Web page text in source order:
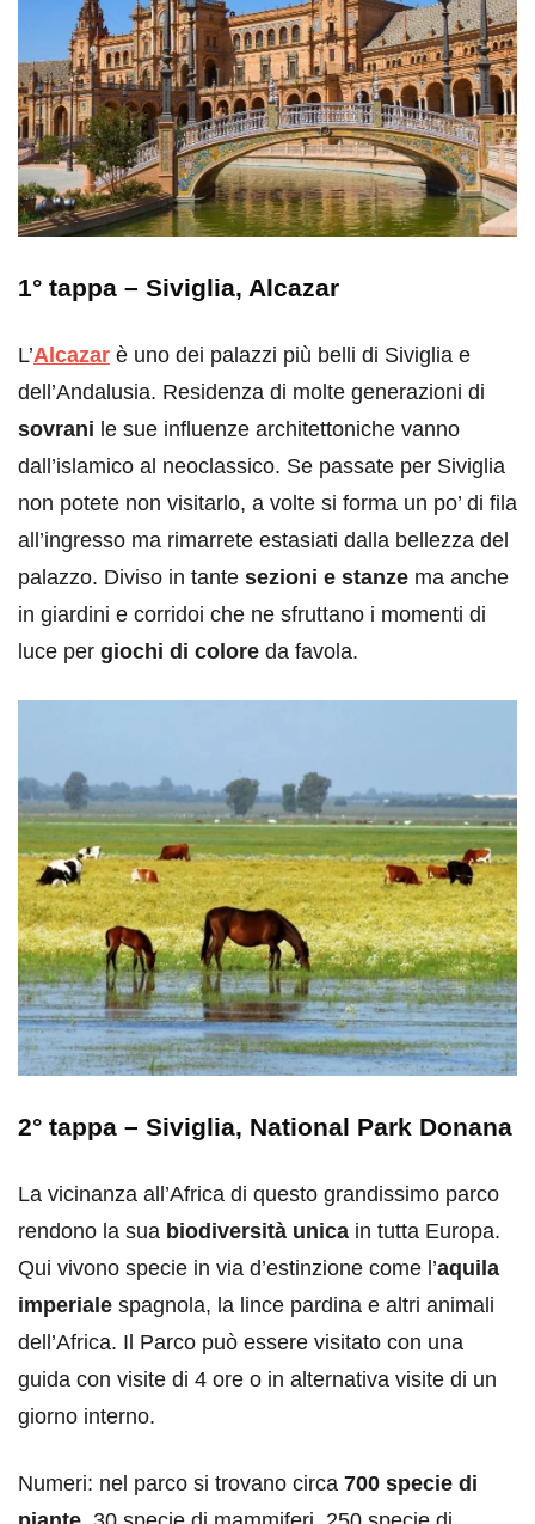
1° tappa – Siviglia, Alcazar
L’Alcazar è uno dei palazzi più belli di Siviglia e
dell’Andalusia. Residenza di molte generazioni di
sovrani le sue influenze architettoniche vanno
dall’islamico al neoclassico. Se passate per Siviglia
non potete non visitarlo, a volte si forma un po’ di fila
all’ingresso ma rimarrete estasiati dalla bellezza del
palazzo. Diviso in tante sezioni e stanze ma anche
in giardini e corridoi che ne sfruttano i momenti di
luce per giochi di colore da favola.
2° tappa – Siviglia, National Park Donana
La vicinanza all’Africa di questo grandissimo parco
rendono la sua biodiversità unica in tutta Europa.
Qui vivono specie in via d’estinzione come l’aquila
imperiale spagnola, la lince pardina e altri animali
dell’Africa. Il Parco può essere visitato con una
guida con visite di 4 ore o in alternativa visite di un
giorno interno.
Numeri: nel parco si trovano circa 700 specie di